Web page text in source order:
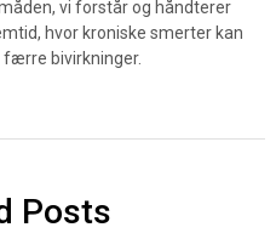
vi forstår og håndterer
hvor kroniske smerter kan
bivirkninger.
Posts